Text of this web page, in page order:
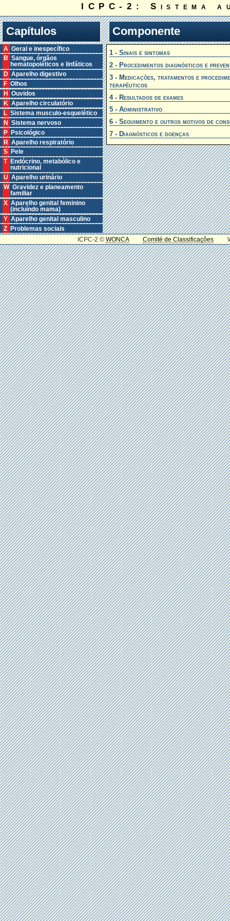
ICPC-2: Sistema
Capítulos
A Geral e inespecífico
B Sangue, órgãos
hematopoiéticos e linfáticos
D Aparelho digestivo
F Olhos
H Ouvidos
K Aparelho circulatório
L Sistema musculo-esquelético
N Sistema nervoso
P Psicológico
R Aparelho respiratório
S Pele
T Endócrino, metabólico e
nutricional
U Aparelho urinário
W Gravidez e planeamento
familiar
X Aparelho genital feminino
(incluíndo mama)
Y Aparelho genital masculino
Z Problemas sociais
Componente
1 - Sinais e sintomas
2 - Procedimentos diagnósticos e
3 - Medicações, tratamentos e
terapêuticos
4 - Resultados de exames
5 - Administrativo
6 - Seguimento e outros motivos de
7 - Diagnósticos e doenças
ICPC-2 ©WONCA Comité de Classificações